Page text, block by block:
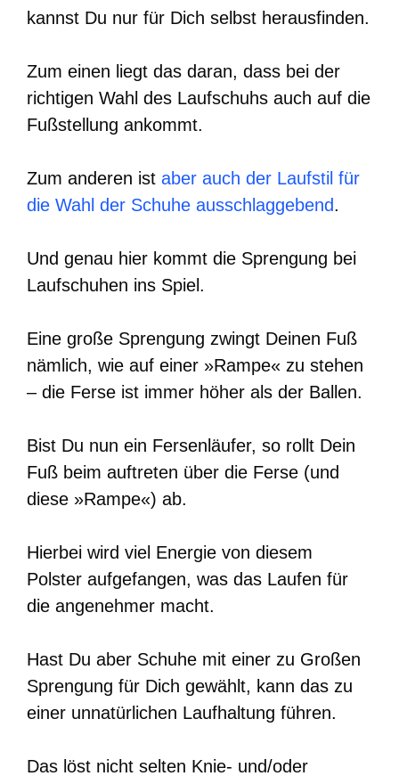
kannst Du nur für Dich selbst herausfinden.
Zum einen liegt das daran, dass bei der
richtigen Wahl des Laufschuhs auch auf die
Fußstellung ankommt.
Zum anderen ist aber auch der Laufstil für
die Wahl der Schuhe ausschlaggebend.
Und genau hier kommt die Sprengung bei
Laufschuhen ins Spiel.
Eine große Sprengung zwingt Deinen Fuß
nämlich, wie auf einer »Rampe« zu stehen
– die Ferse ist immer höher als der Ballen.
Bist Du nun ein Fersenläufer, so rollt Dein
Fuß beim auftreten über die Ferse (und
diese »Rampe«) ab.
Hierbei wird viel Energie von diesem
Polster aufgefangen, was das Laufen für
die angenehmer macht.
Hast Du aber Schuhe mit einer zu Großen
Sprengung für Dich gewählt, kann das zu
einer unnatürlichen Laufhaltung führen.
Das löst nicht selten Knie- und/oder